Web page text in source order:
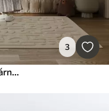
3
Fotótapéta Szelíd ég kék-rózsaszín árnyalatokkal